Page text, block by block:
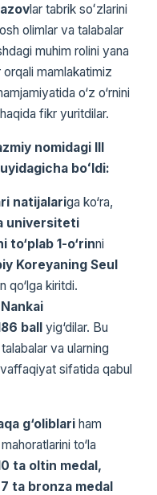
lar tabrik soʻzlarini
olimlar va talabalar
muhim rolini yana
mamlakatimiz
o‘z o‘rnini
fikr yuritdilar.
nomidagi III
boʻldi:
natijalariga ko‘ra,
universiteti
to‘plab 1-o‘rinni
Koreyaning Seul
qo‘lga kiritdi.
ball yig‘dilar. Bu
va ularning
sifatida qabul
g‘oliblari ham
to‘la
ta oltin medal,
ta bronza medal